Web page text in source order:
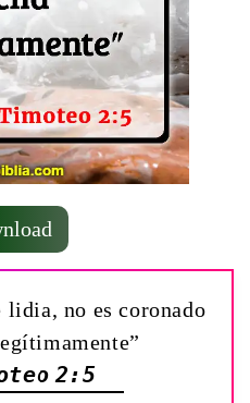
lidia, no es coronado
2:5